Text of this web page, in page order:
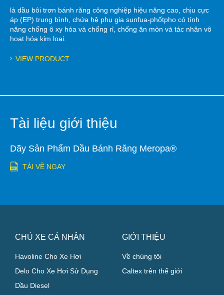
là dầu bôi trơn bánh răng công nghiệp hiệu năng cao, chịu cực
áp (EP) trung bình, chứa hệ phụ gia sunfua-phốtpho có tính
năng chống ô xy hóa và chống rỉ, chống ăn mòn và tác nhân vô
hoạt hóa kim loại.
VIEW PRODUCT
Tài liệu giới thiệu
Dãy Sản Phẩm Dầu Bánh Răng Meropa®
TẢI VỀ NGAY
CHỦ XE CÁ NHÂN
Havoline Cho Xe Hơi
Delo Cho Xe Hơi Sử Dụng
Dầu Diesel
GIỚI THIỆU
Về chúng tôi
Caltex trên thế giới